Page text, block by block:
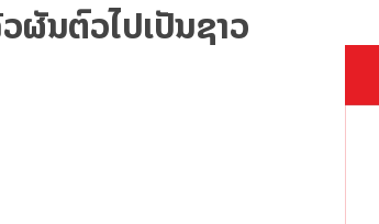
ຜັນຕົວໄປເປັນຊາວ